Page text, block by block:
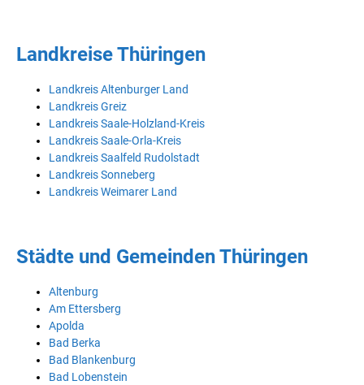
Landkreise Thüringen
Landkreis Altenburger Land
Landkreis Greiz
Landkreis Saale-Holzland-Kreis
Landkreis Saale-Orla-Kreis
Landkreis Saalfeld Rudolstadt
Landkreis Sonneberg
Landkreis Weimarer Land
Städte und Gemeinden Thüringen
Altenburg
Am Ettersberg
Apolda
Bad Berka
Bad Blankenburg
Bad Lobenstein